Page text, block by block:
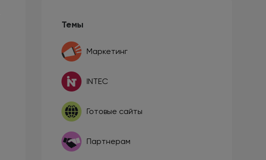
Темы
Маркетинг
INTEC
Готовые сайты
Партнерам